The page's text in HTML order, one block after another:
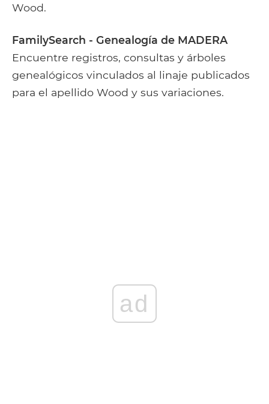
Wood.
FamilySearch - Genealogía de MADERA
Encuentre registros, consultas y árboles
genealógicos vinculados al linaje publicados
para el apellido Wood y sus variaciones.
ad